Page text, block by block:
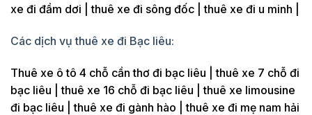
xe đi đầm dơi | thuê xe đi sông đốc | thuê xe đi u minh |
Các dịch vụ thuê xe đi Bạc liêu:
Thuê xe ô tô 4 chỗ cần thơ đi bạc liêu | thuê xe 7 chỗ đi
bạc liêu | thuê xe 16 chỗ đi bạc liêu | thuê xe limousine
đi bạc liêu | thuê xe đi gành hào | thuê xe đi mẹ nam hải